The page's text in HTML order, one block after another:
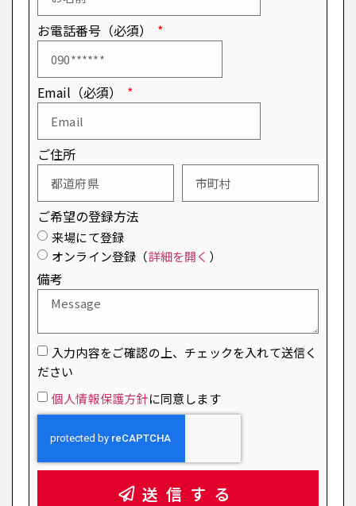
お電話番号（必須）
Email（必須）
ご住所
ご希望の登録方法
来場にて登録
オンライン登録（詳細を開く ）
備考
入力内容をご確認の上、チェックを入れて送信く
ださい
個人情報保護方針に同意します
送信する